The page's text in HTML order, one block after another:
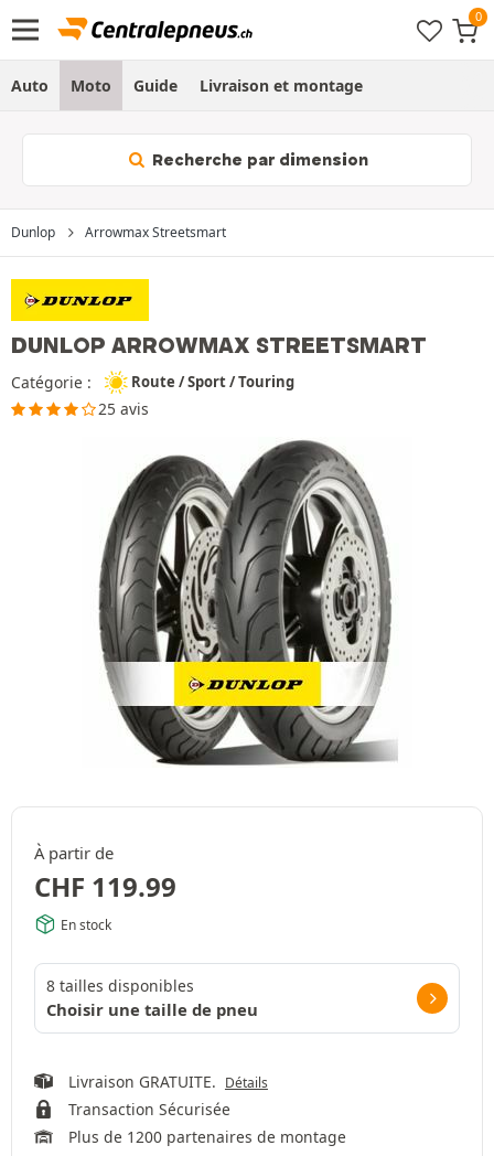
Auto Moto Guide Livraison et montage
Recherche par dimension
Dunlop Arrowmax Streetsmart
DUNLOP ARROWMAX STREETSMART
Catégorie : Route / Sport / Touring
25 avis
À partir de
CHF 119.99
En stock
8 tailles disponibles
Choisir une taille de pneu
Livraison GRATUITE. Détails
Transaction Sécurisée
Plus de 1200 partenaires de montage